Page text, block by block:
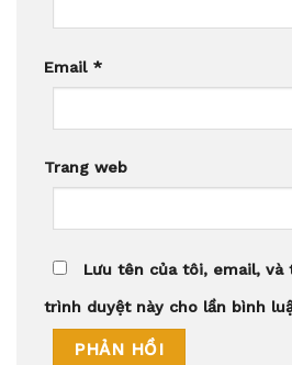
Email *
Trang web
Lưu tên của tôi, email, và
trình duyệt này cho lần bình